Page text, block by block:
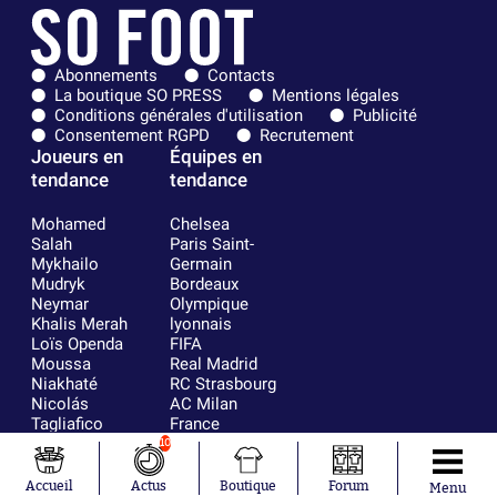
Abonnements
Contacts
La boutique SO PRESS
Mentions légales
Conditions générales d'utilisation
Publicité
Consentement RGPD
Recrutement
Joueurs en
tendance
Mohamed
Salah
Mykhailo
Mudryk
Neymar
Khalis Merah
Loïs Openda
Moussa
Niakhaté
Nicolás
Tagliafico
Pavel Šulc
Josh Maja
Gauthier Hein
Équipes en
tendance
Chelsea
Paris Saint-
Germain
Bordeaux
Olympique
lyonnais
FIFA
Real Madrid
RC Strasbourg
AC Milan
France
RC Lens
Accueil
10
Actus Boutique Forum Menu